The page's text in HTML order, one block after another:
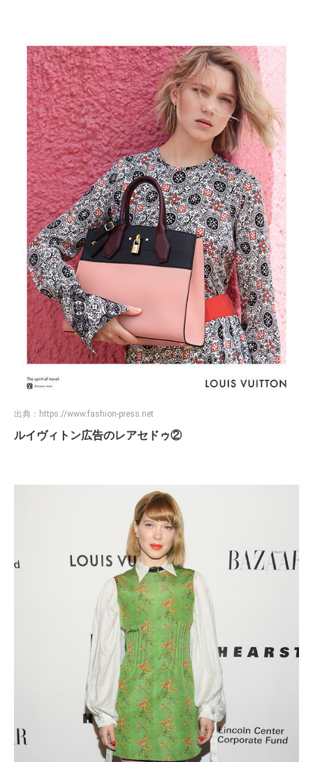
出典： https://www.fashion-press.net
ルイヴィトン広告のレアセドゥ②